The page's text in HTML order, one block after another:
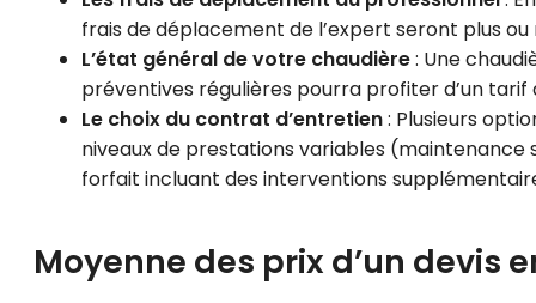
frais de déplacement de l’expert seront plus ou
L’état général de votre chaudière: Une
préventives régulières pourra profiter d’un tarif
Le choix du contrat d’entretien: Plusieurs
niveaux de prestations variables
forfait incluant des interventions
Moyenne des prix d’un devis